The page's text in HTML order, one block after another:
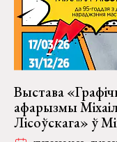
Выстава
афарызмы
Лісоўскага» ў